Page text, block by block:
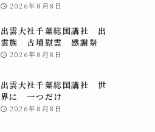
2026年8月8日
出雲大社千葉総国講社 出
雲族 古墳慰霊 感謝祭
2026年8月8日
出雲大社千葉総国講社 世
界に 一つだけ
2026年8月8日